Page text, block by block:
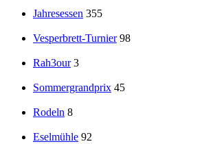
Jahresessen 355
Vesperbrett-Turnier 98
Rah3our 3
Sommergrandprix 45
Rodeln 8
Eselmühle 92